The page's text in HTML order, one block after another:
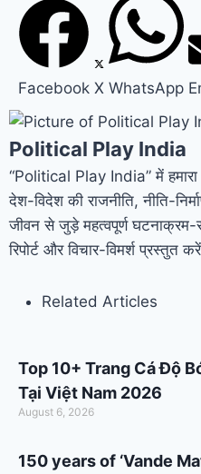
Facebook X WhatsApp
Political Play India
“Political Play India” में हमारा
देश-विदेश की राजनीति, नीति-
जीवन से जुड़े महत्वपूर्ण घटनाक्रम-
रिपोर्ट और विचार-विमर्श प्रस्तुत
Related Articles
Top 10+ Trang Cá Độ
Tại Việt Nam 2026
August 6, 2026
150 years of ‘Vande